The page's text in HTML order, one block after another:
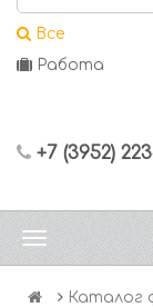
Все
Работа
+7 (3952)
Каталог